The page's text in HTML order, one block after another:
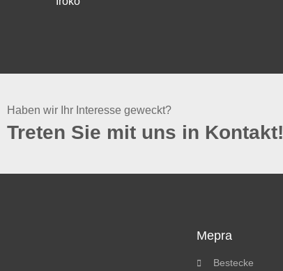
Haben wir Ihr Interesse geweckt?
Treten Sie mit uns in Kontakt!
Mepra
Bestecke